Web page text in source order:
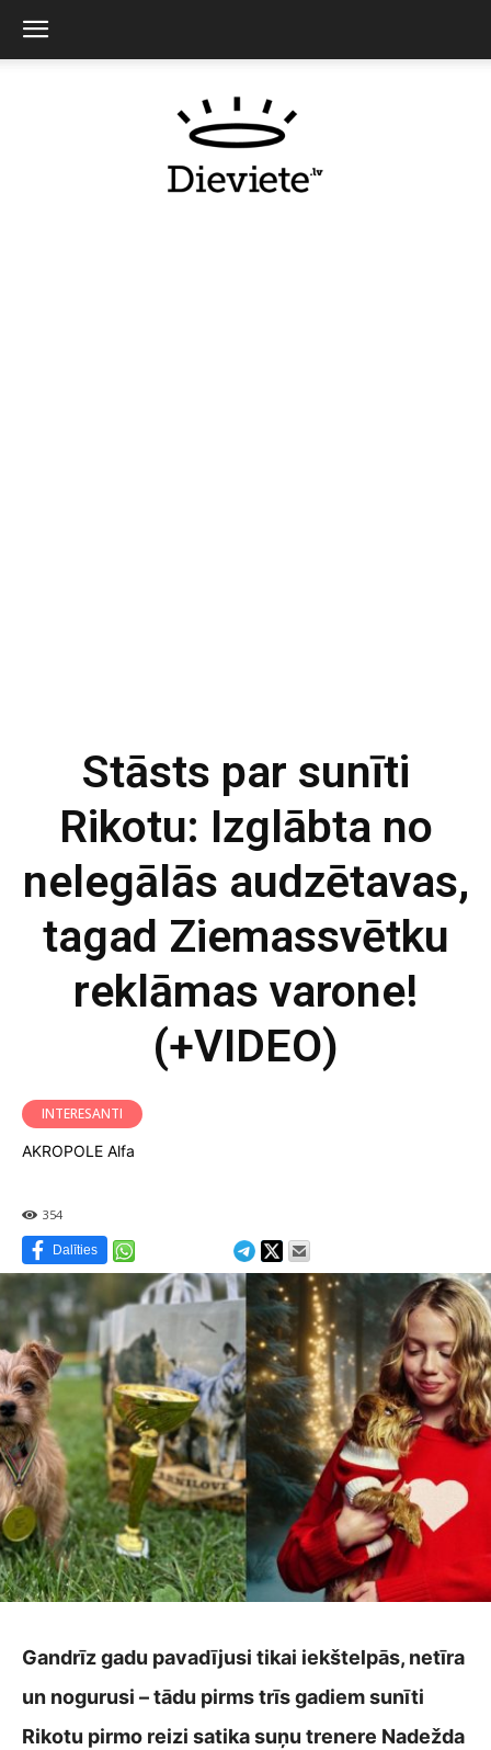
Stāsts par sunīti
Rikotu: Izglābta no
nelegālās audzētavas,
tagad Ziemassvētku
reklāmas varone!
(+VIDEO)
INTERESANTI
AKROPOLE Alfa
354
Dalīties
Gandrīz gadu pavadījusi tikai iekštelpās, netīra
un nogurusi – tādu pirms trīs gadiem sunīti
Rikotu pirmo reizi satika suņu trenere Nadežda